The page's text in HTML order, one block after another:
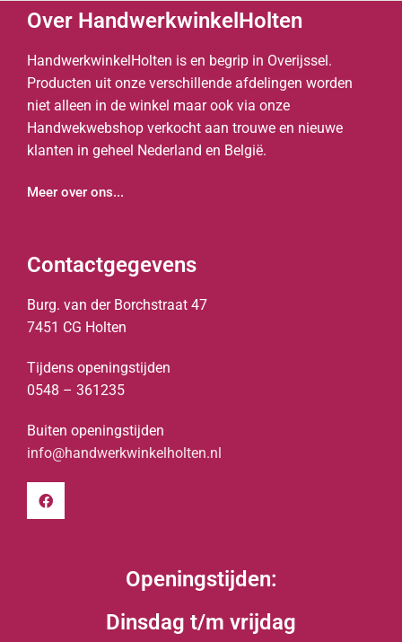
Over HandwerkwinkelHolten
HandwerkwinkelHolten is en begrip in Overijssel.
Producten uit onze verschillende afdelingen worden
niet alleen in de winkel maar ook via onze
Handwekwebshop verkocht aan trouwe en nieuwe
klanten in geheel Nederland en België.
Meer over ons...
Contactgegevens
Burg. van der Borchstraat 47
7451 CG Holten
Tijdens openingstijden
0548 – 361235
Buiten openingstijden
info@handwerkwinkelholten.nl
Openingstijden:
Dinsdag t/m vrijdag